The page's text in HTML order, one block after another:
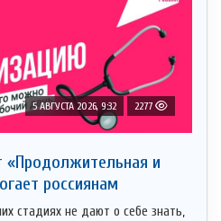
5 АВГУСТА 2026, 9:32 2277
«Продолжительная и
россиянам
стадиях не дают о себе знать,